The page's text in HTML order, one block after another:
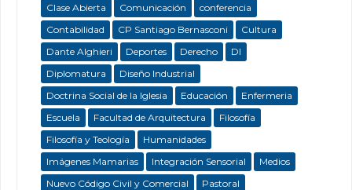
Clase Abierta
Comunicación
conferencia
Contabilidad
CP Santiago Bernasconi
Cultura
Dante Alghieri
Deportes Derecho
DI
Diplomatura
Diseño Industrial
Doctrina Social de la Iglesia
Educación
Enfermeria
Escuela
Facultad de Arquitectura
Filosofía
Filosofía y Teología
Humanidades
Imágenes Mamarias
Integración Sensorial
Medios
Nuevo Código Civil y Comercial
Pastoral